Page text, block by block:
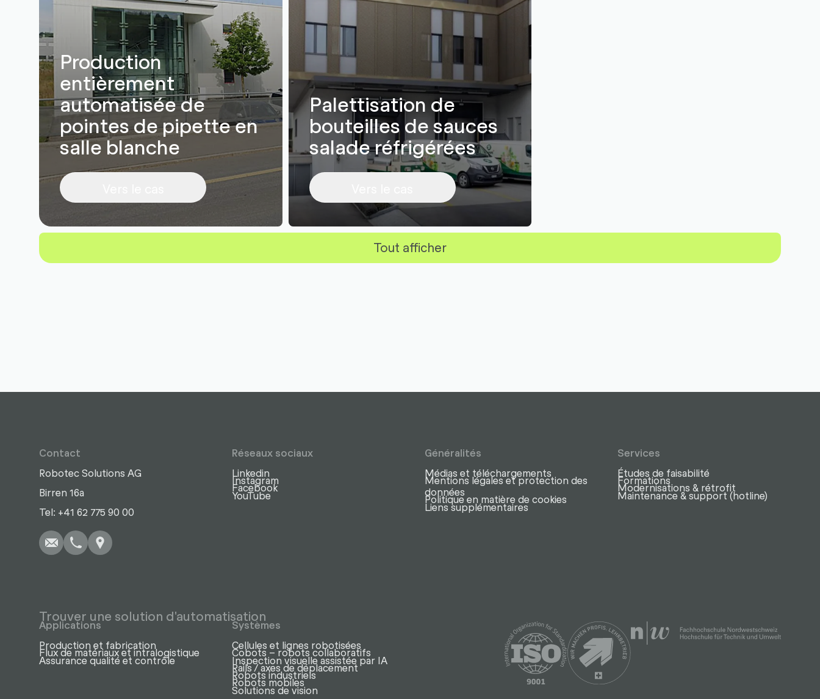
Production
entièrement
automatisée de
pointes de pipette en
salle blanche
Palettisation de
bouteilles de sauces
salade réfrigérées
Tout afficher
Contact
Robotec Solutions AG
Birren 16a
Tel: +41 62 775 90 00
Réseaux sociaux
Linkedin
Instagram
Facebook
YouTube
Généralités
Médias et téléchargements
Mentions légales et protection des
données
Politique en matière de cookies
Liens supplémentaires
Services
Études de faisabilité
Formations
Modernisations & rétrofit
Maintenance & support (hotline)
Trouver une solution d'automatisation
Applications
Production et fabrication
Flux de matériaux et intralogistique
Assurance qualité et contrôle
Systèmes
Cellules et lignes robotisées
Cobots – robots collaboratifs
Inspection visuelle assistée par IA
Rails / axes de déplacement
Robots industriels
Robots mobiles
Solutions de vision